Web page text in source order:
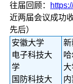
往届回顾：
近两届会议成功
先后）
安徽大学
电子科技大
学
国防科技大
新